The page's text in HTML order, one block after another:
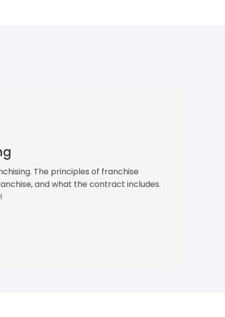
The principles of franchise
and what the contract includes.